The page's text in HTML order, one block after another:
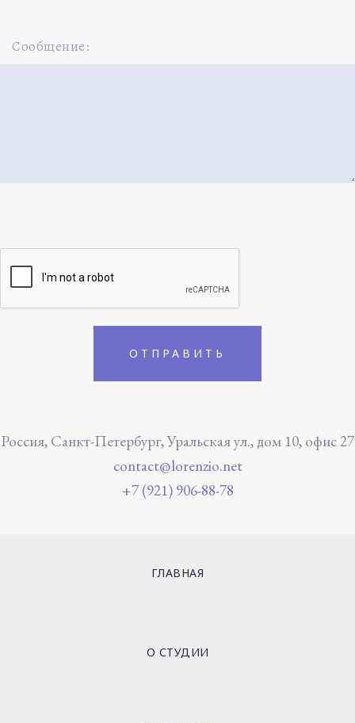
Сообщение:
Россия, Санкт-Петербург, Уральская ул., дом 10, офис 27
contact@lorenzio.net
+7 (921) 906-88-78
ГЛАВНАЯ
О СТУДИИ